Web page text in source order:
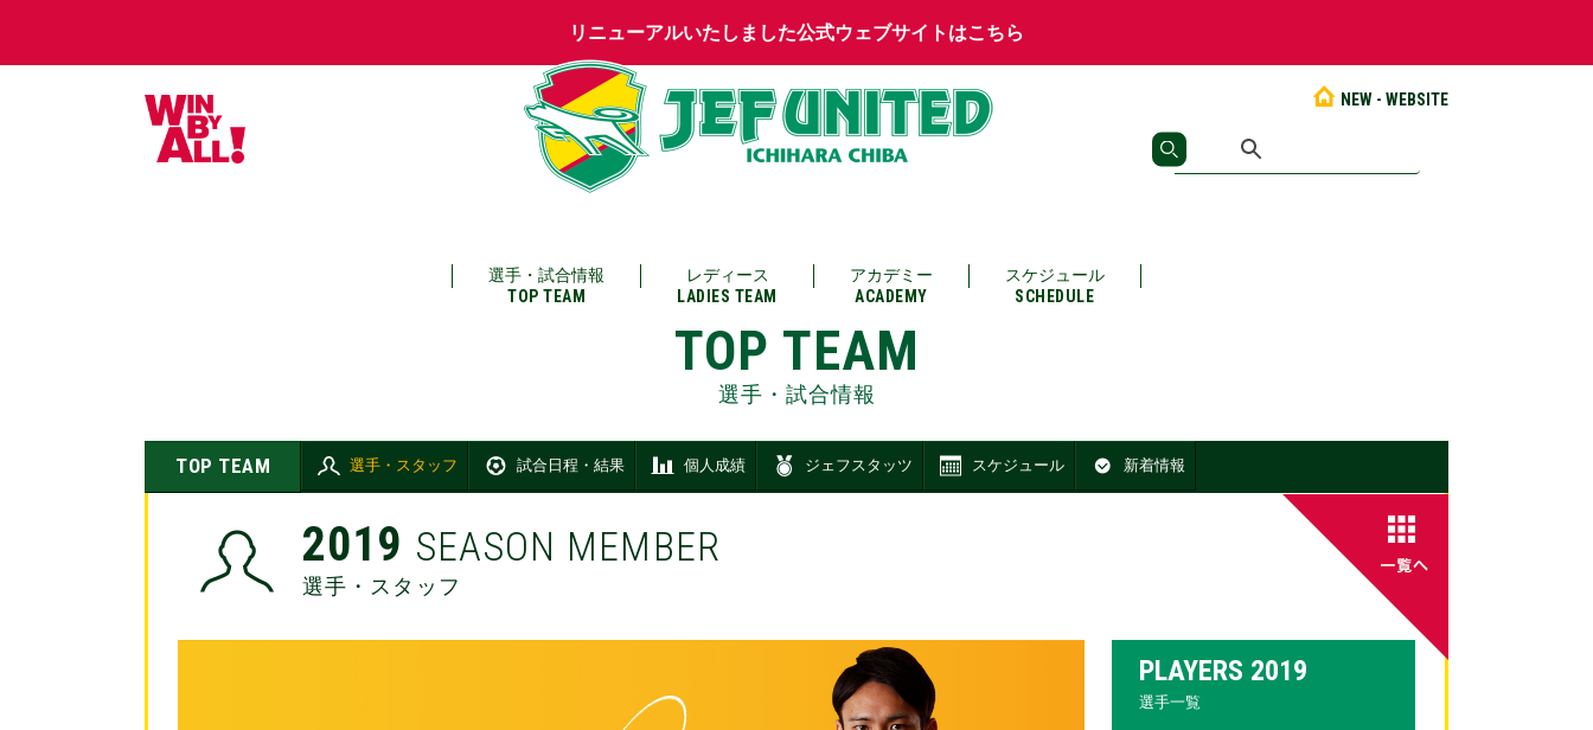
リニューアルいたしました公式ウェブサイトはこちら
NEW - WEBSITE
選手・試合情報
TOP TEAM
レディース
LADIES TEAM
アカデミー
ACADEMY
スケジュール
SCHEDULE
TOP TEAM
選手・試合情報
TOP TEAM 選手・スタッフ 試合日程・結果 個人成績 ジェフスタッツ スケジュール 新着情報
2019 SEASON MEMBER
選手・スタッフ
PLAYERS 2019
選手一覧